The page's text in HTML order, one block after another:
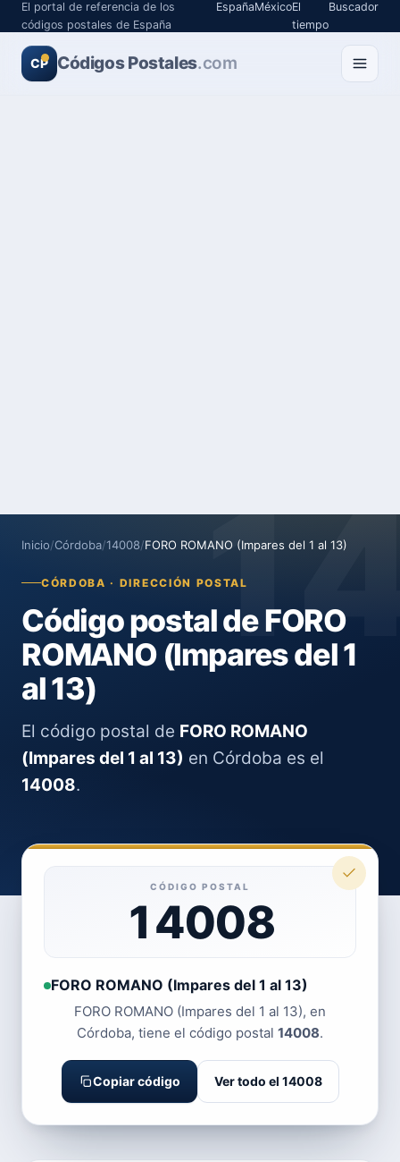
El portal de referencia de los
códigos postales de España
EspañaMéxicoEl
tiempo
Buscador
CP Códigos Postales.com
Inicio/Córdoba/14008/FORO ROMANO (Impares del 1 al 13)
CÓRDOBA · DIRECCIÓN POSTAL
Código postal de FORO
ROMANO (Impares del 1
al 13)
El código postal de FORO ROMANO
(Impares del 1 al 13) en Córdoba es el
14008.
CÓDIGO POSTAL
14008
FORO ROMANO (Impares del 1 al 13)
FORO ROMANO (Impares del 1 al 13), en
Córdoba, tiene el código postal 14008.
Copiar código Ver todo el 14008